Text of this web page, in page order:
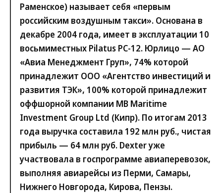
Раменское) называет себя «первым
российским воздушным такси». Основана в
декабре 2004 года, имеет в эксплуатации 10
восьмиместных Pilatus РС‑12. Юрлицо — АО
«Авиа Менеджмент Груп», 74% которой
принадлежит ООО «Агентство инвестиций и
развития ТЭК», 100% которой принадлежит
оффшорной компании MB Maritime
Investment Group Ltd (Кипр). По итогам 2013
года выручка составила 192 млн руб., чистая
прибыль — 64 млн руб. Dexter уже
участвовала в госпрограмме авиаперевозок,
выполняя авиарейсы из Перми, Самары,
Нижнего Новгорода, Кирова, Пензы.